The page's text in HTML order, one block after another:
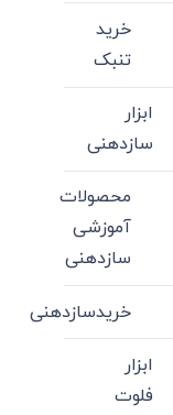
خرید
تنبک
ابزار
سازدهنی
محصولات
آموزشی
سازدهنی
خریدسازدهنی
ابزار
فلوت